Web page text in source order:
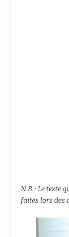
N.B. : Le texte
faites lors des